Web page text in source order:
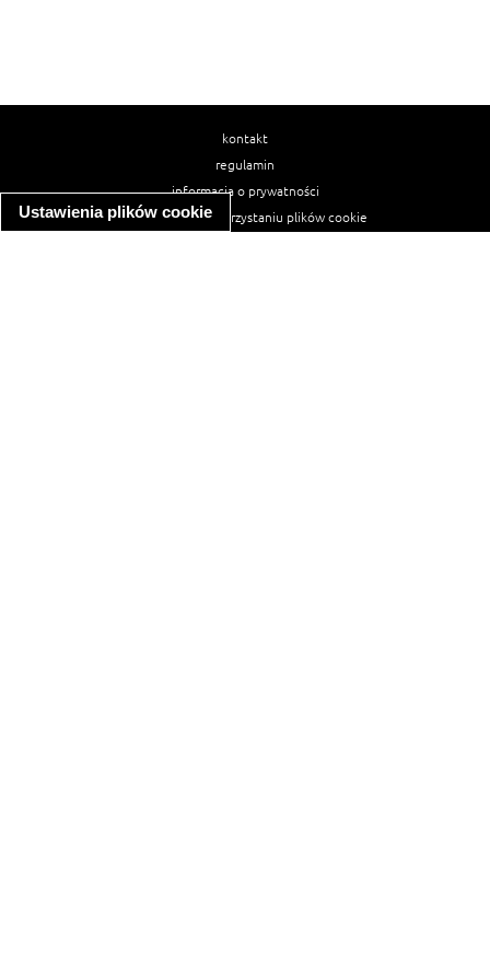
Ustawienia plików cookie
kontakt
regulamin
informacja o prywatności
informacja o wykorzystaniu plików cookie